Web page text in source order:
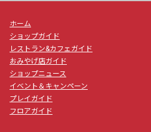
ホーム
ショップガイド
レストラン&カフェガイド
おみやげ店ガイド
ショップニュース
イベント＆キャンペーン
プレイガイド
フロアガイド